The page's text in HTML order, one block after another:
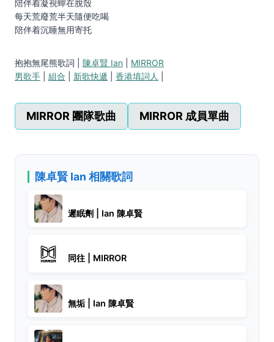
陪伴着凝視蟬在脫殼
每天荒廢荒半天隨便吃喝
陪伴着沉睡無用寄托
抱抱無尾熊歌詞 | 陳卓賢 Ian
MIRROR
男歌手
組合 新歌快遞 香港填詞人
MIRROR 團隊歌曲 MIRROR 成員單曲
陳卓賢 Ian 相關歌詞
遲眠劑 | Ian 陳卓賢
同往 | MIRROR
無垢 | Ian 陳卓賢